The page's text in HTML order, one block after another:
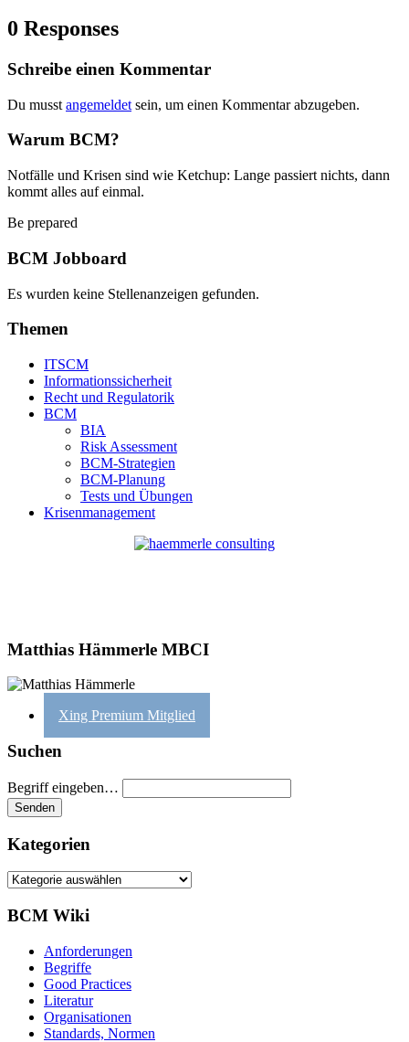
0 Responses
Schreibe einen Kommentar
Du musst angemeldet sein, um einen Kommentar abzugeben.
Warum BCM?
Notfälle und Krisen sind wie Ketchup: Lange passiert nichts, dann
kommt alles auf einmal.
Be prepared
BCM Jobboard
Es wurden keine Stellenanzeigen gefunden.
Themen
ITSCM
Informationssicherheit
Recht und Regulatorik
BCM
BIA
Risk Assessment
BCM-Strategien
BCM-Planung
Tests und Übungen
Krisenmanagement
Matthias Hämmerle MBCI
Xing Premium Mitglied
Suchen
Begriff eingeben…
Kategorien
Kategorien
BCM Wiki
Anforderungen
Begriffe
Good Practices
Literatur
Organisationen
Standards, Normen